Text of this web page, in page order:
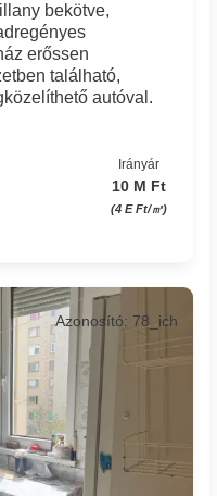
bekötve,
erőssen
található,
autóval.
Irányár
10 M Ft
(4 E Ft/㎡)
Azonosító: 78_ich